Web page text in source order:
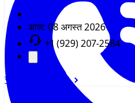
आज: 08 अगस्त 2026
+1 (929) 207-2584
साइन इन साइन अप